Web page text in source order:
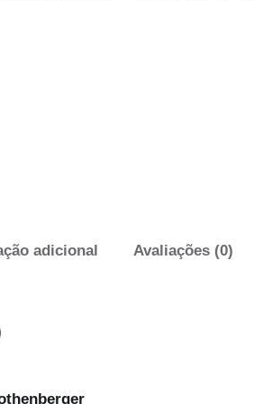
adicional Avaliações (0)